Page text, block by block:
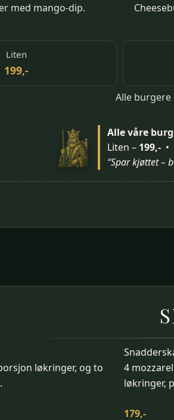
med mango-dip.
Liten
199,-
Alle
Alle våre
Liten – 199,- •
“Spar kjøttet –
løkringer, og to
4
løkringer,
179,-